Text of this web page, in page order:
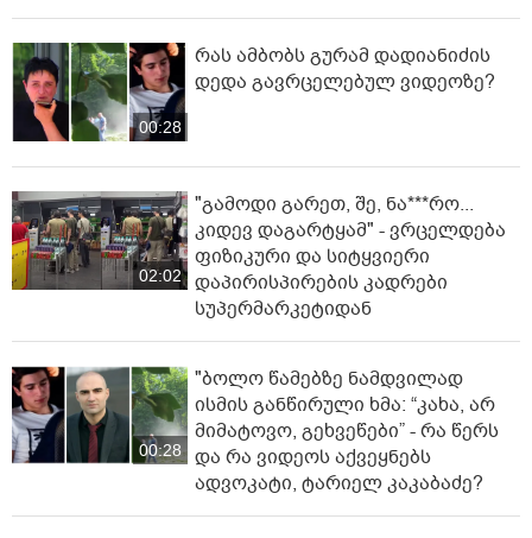
00:28
რას ამბობს გურამ დადიანიძის
დედა გავრცელებულ ვიდეოზე?
02:02
"გამოდი გარეთ, შე, ნა***რო...
კიდევ დაგარტყამ" - ვრცელდება
ფიზიკური და სიტყვიერი
დაპირისპირების კადრები
სუპერმარკეტიდან
00:28
"ბოლო წამებზე ნამდვილად
ისმის განწირული ხმა: “კახა, არ
მიმატოვო, გეხვეწები” - რა წერს
და რა ვიდეოს აქვეყნებს
ადვოკატი, ტარიელ კაკაბაძე?